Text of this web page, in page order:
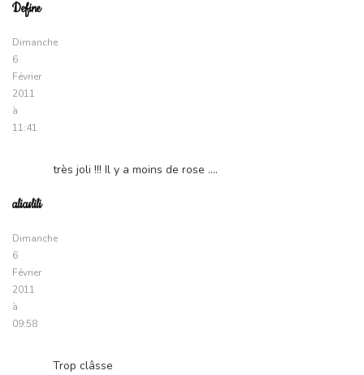
Define
Dimanche
6
Février
2011
à
11:41
aliaslili
Dimanche
6
Février
2011
à
09:58
très joli !!! Il y a moins de rose ….
Trop clâsse